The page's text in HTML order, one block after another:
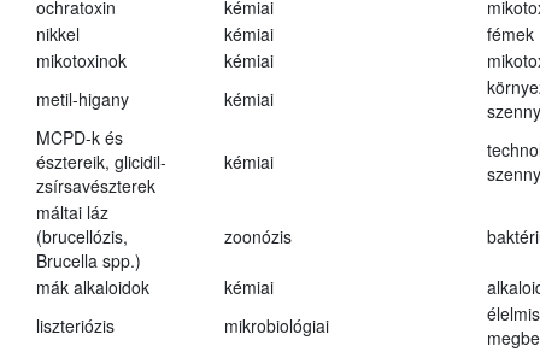
ochratoxin
kémiai
nikkel
kémiai
fémek
mikotoxinok
kémiai
metil-higany
kémiai
MCPD-k és
észtereik, glicidil-
zsírsavészterek
kémiai
máltai láz
(brucellózis,
Brucella spp.)
zoonózis
mák alkaloidok kémiai
liszteriózis
mikrobiológiai